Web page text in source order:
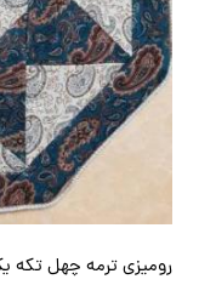
رومیزی ترمه چهل